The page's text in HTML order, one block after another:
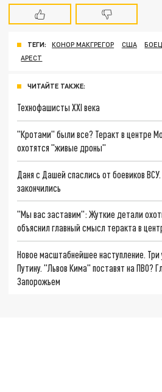
ТЕГИ: КОНОР МАКГРЕГОР США
АРЕСТ
ЧИТАЙТЕ ТАКЖЕ:
Технофашисты XXI века
"Кротами" были все? Теракт в центре
охотятся "живые дроны"
Даня с Дашей спаслись от боевиков
закончились
"Мы вас заставим": Жуткие детали
объяснил главный смысл теракта в
Новое масштабнейшее наступление. Три
Путину. "Львов Кима" поставят на ПВО?
Запорожьем